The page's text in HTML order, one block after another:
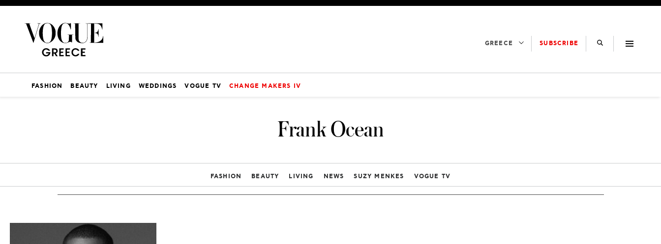
GREECE SUBSCRIBE
FASHION BEAUTY LIVING WEDDINGS VOGUE TV CHANGE MAKERS IV
Frank Ocean
FASHION BEAUTY LIVING NEWS SUZY MENKES VOGUE TV